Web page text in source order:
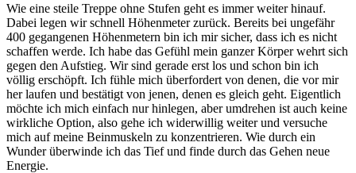
Wie eine steile Treppe ohne Stufen geht es immer weiter hinauf.
Dabei legen wir schnell Höhenmeter zurück. Bereits bei ungefähr
400 gegangenen Höhenmetern bin ich mir sicher, dass ich es nicht
schaffen werde. Ich habe das Gefühl mein ganzer Körper wehrt sich
gegen den Aufstieg. Wir sind gerade erst los und schon bin ich
völlig erschöpft. Ich fühle mich überfordert von denen, die vor mir
her laufen und bestätigt von jenen, denen es gleich geht. Eigentlich
möchte ich mich einfach nur hinlegen, aber umdrehen ist auch keine
wirkliche Option, also gehe ich widerwillig weiter und versuche
mich auf meine Beinmuskeln zu konzentrieren. Wie durch ein
Wunder überwinde ich das Tief und finde durch das Gehen neue
Energie.